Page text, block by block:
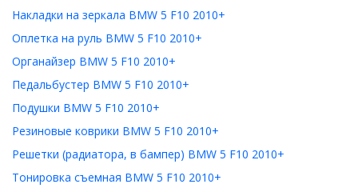
Накладки на зеркала BMW 5 F10 2010+
Оплетка на руль BMW 5 F10 2010+
Органайзер BMW 5 F10 2010+
Педальбустер BMW 5 F10 2010+
Подушки BMW 5 F10 2010+
Резиновые коврики BMW 5 F10 2010+
Решетки (радиатора, в бампер) BMW 5 F10 2010+
Тонировка съемная BMW 5 F10 2010+